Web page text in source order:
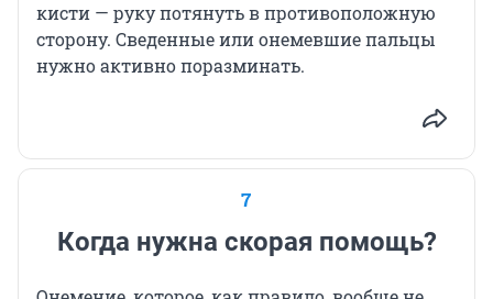
кисти — руку потянуть в противоположную
сторону. Сведенные или онемевшие пальцы
нужно активно поразминать.
7
Когда нужна скорая помощь?